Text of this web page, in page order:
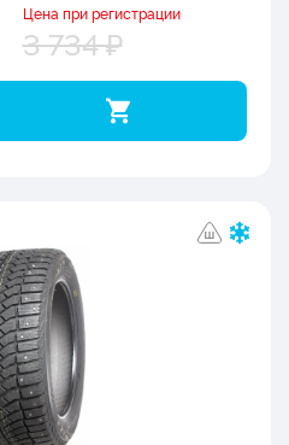
Цена при регистрации
3 734 ₽